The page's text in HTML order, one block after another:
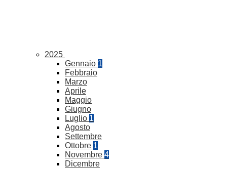
2025
Gennaio 1
Febbraio
Marzo
Aprile
Maggio
Giugno
Luglio 1
Agosto
Settembre
Ottobre 1
Novembre 4
Dicembre